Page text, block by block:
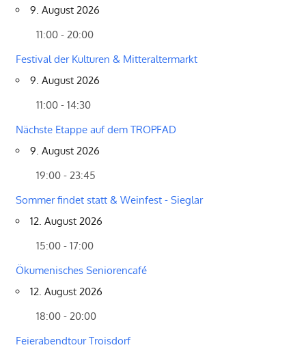
9. August 2026
11:00 - 20:00
Festival der Kulturen & Mitteraltermarkt
9. August 2026
11:00 - 14:30
Nächste Etappe auf dem TROPFAD
9. August 2026
19:00 - 23:45
Sommer findet statt & Weinfest - Sieglar
12. August 2026
15:00 - 17:00
Ökumenisches Seniorencafé
12. August 2026
18:00 - 20:00
Feierabendtour Troisdorf